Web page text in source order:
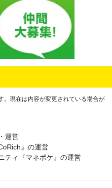
現在は内容が変更されている場合が
運営
』の運営
ティ『マネポケ』の運営